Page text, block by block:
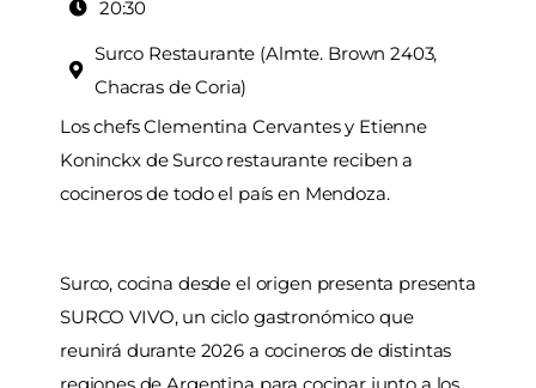
20:30
Surco Restaurante (Almte. Brown 2403,
Chacras de Coria)
Los chefs Clementina Cervantes y Etienne
Koninckx de Surco restaurante reciben a
cocineros de todo el país en Mendoza.
Surco, cocina desde el origen presenta presenta
SURCO VIVO, un ciclo gastronómico que
reunirá durante 2026 a cocineros de distintas